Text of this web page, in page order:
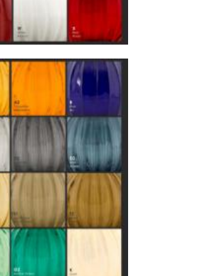
—
хаб для европейского рынка
для
сегмента
Европы — расширенная
складов
по Москве и Московской
и МО предусмотрены
— транспортировка
склада непосредственно к